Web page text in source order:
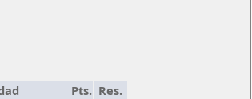
Pts. Res.